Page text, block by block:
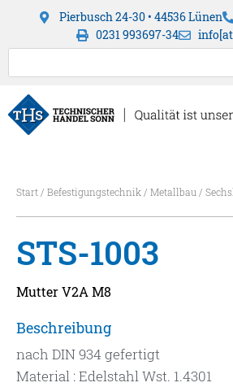
Pierbusch 24-30 • 44536 Lünen
0231 993697-34
Start/ Befestigungstechnik/ Metallbau/
STS-1003
Mutter V2A M8
Beschreibung
nach DIN 934 gefertigt
Material : Edelstahl Wst. 1.4301